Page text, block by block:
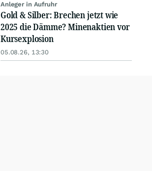
Anleger in Aufruhr
Gold & Silber: Brechen jetzt wie
2025 die Dämme? Minenaktien vor
Kursexplosion
05.08.26, 13:30